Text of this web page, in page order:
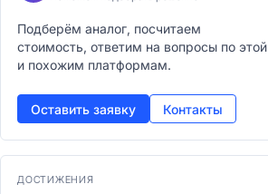
Подберём аналог, посчитаем
стоимость, ответим на вопросы по этой
и похожим платформам.
Оставить заявку Контакты
ДОСТИЖЕНИЯ